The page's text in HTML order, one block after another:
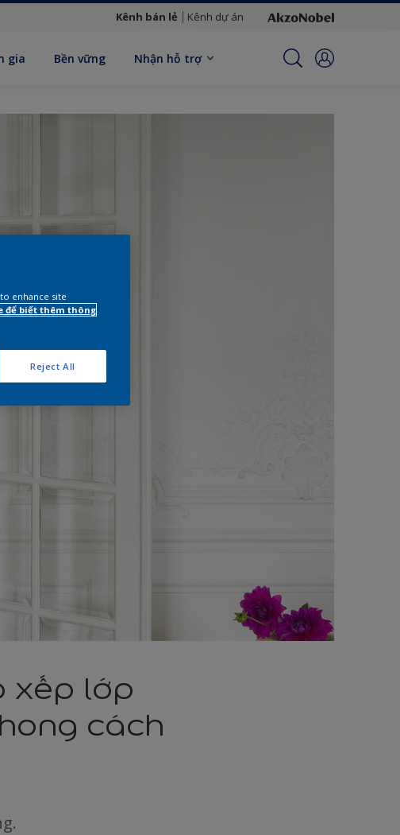
Kênh bán lẻ Kênh dự án
gia Bền vững Nhận hỗ trợ
xếp lớp
cách
enhance site
để biết thêm thông
Reject All